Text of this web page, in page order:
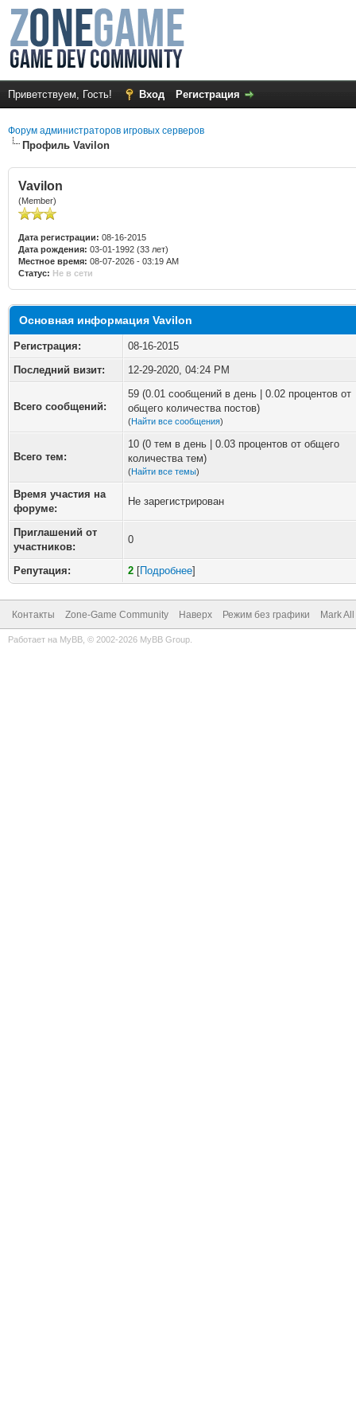
Приветствуем, Гость! Вход Регистрация
Форум администраторов игровых серверов
Профиль Vavilon
Vavilon
(Member)
Дата регистрации: 08-16-2015
Дата рождения: 03-01-1992 (33 лет)
Местное время: 08-07-2026 - 03:19 AM
Статус: Не в сети
Основная информация Vavilon
Регистрация:
08-16-2015
Последний визит:
12-29-2020, 04:24 PM
Всего сообщений:
59 (0.01 сообщений в день | 0.02 процентов от
общего количества постов)
(Найти все сообщения)
Всего тем:
10 (0 тем в день | 0.03 процентов от общего
количества тем)
(Найти все темы)
Время участия на
форуме:
Не зарегистрирован
Приглашений от
участников:
0
Репутация: 2 [Подробнее]
Контакты Zone-Game Community Наверх Режим без графики Mark
Работает на MyBB , © 2002-2026 MyBB Group